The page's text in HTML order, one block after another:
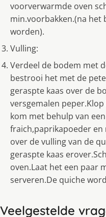
voorverwarmde oven
min.voorbakken.(na het
worden).
Vulling:
Verdeel de bodem met
bestrooi het met de
geraspte kaas over de
versgemalen
kom met behulp van
fraich,paprikapoeder
over de vulling van de
geraspte kaas
oven.Laat het een paar
serveren.De quiche
Veelgestelde